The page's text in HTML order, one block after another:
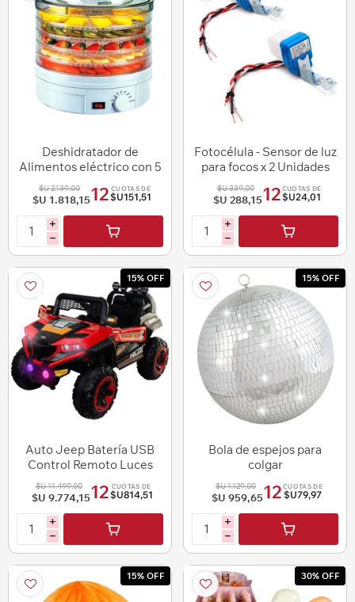
Deshidratador de
Alimentos eléctrico con 5
bandejas 350W
$U 2.139,00
$U 1.818,1512 CUOTAS DE
$U151,51
i
h
Fotocélula - Sensor de luz
para focos x 2 Unidades
$U 339,00
$U 288,1512 CUOTAS DE
$U24,01
i
h
15% OFF
Auto Jeep Batería USB
Control Remoto Luces
Led Lo Ideal Kid
$U 11.499,00
$U 9.774,1512 CUOTAS DE
$U814,51
i
h
15% OFF
Bola de espejos para
colgar
$U 1.129,00
$U 959,6512 CUOTAS DE
$U79,97
i
h
15% OFF 30% OFF